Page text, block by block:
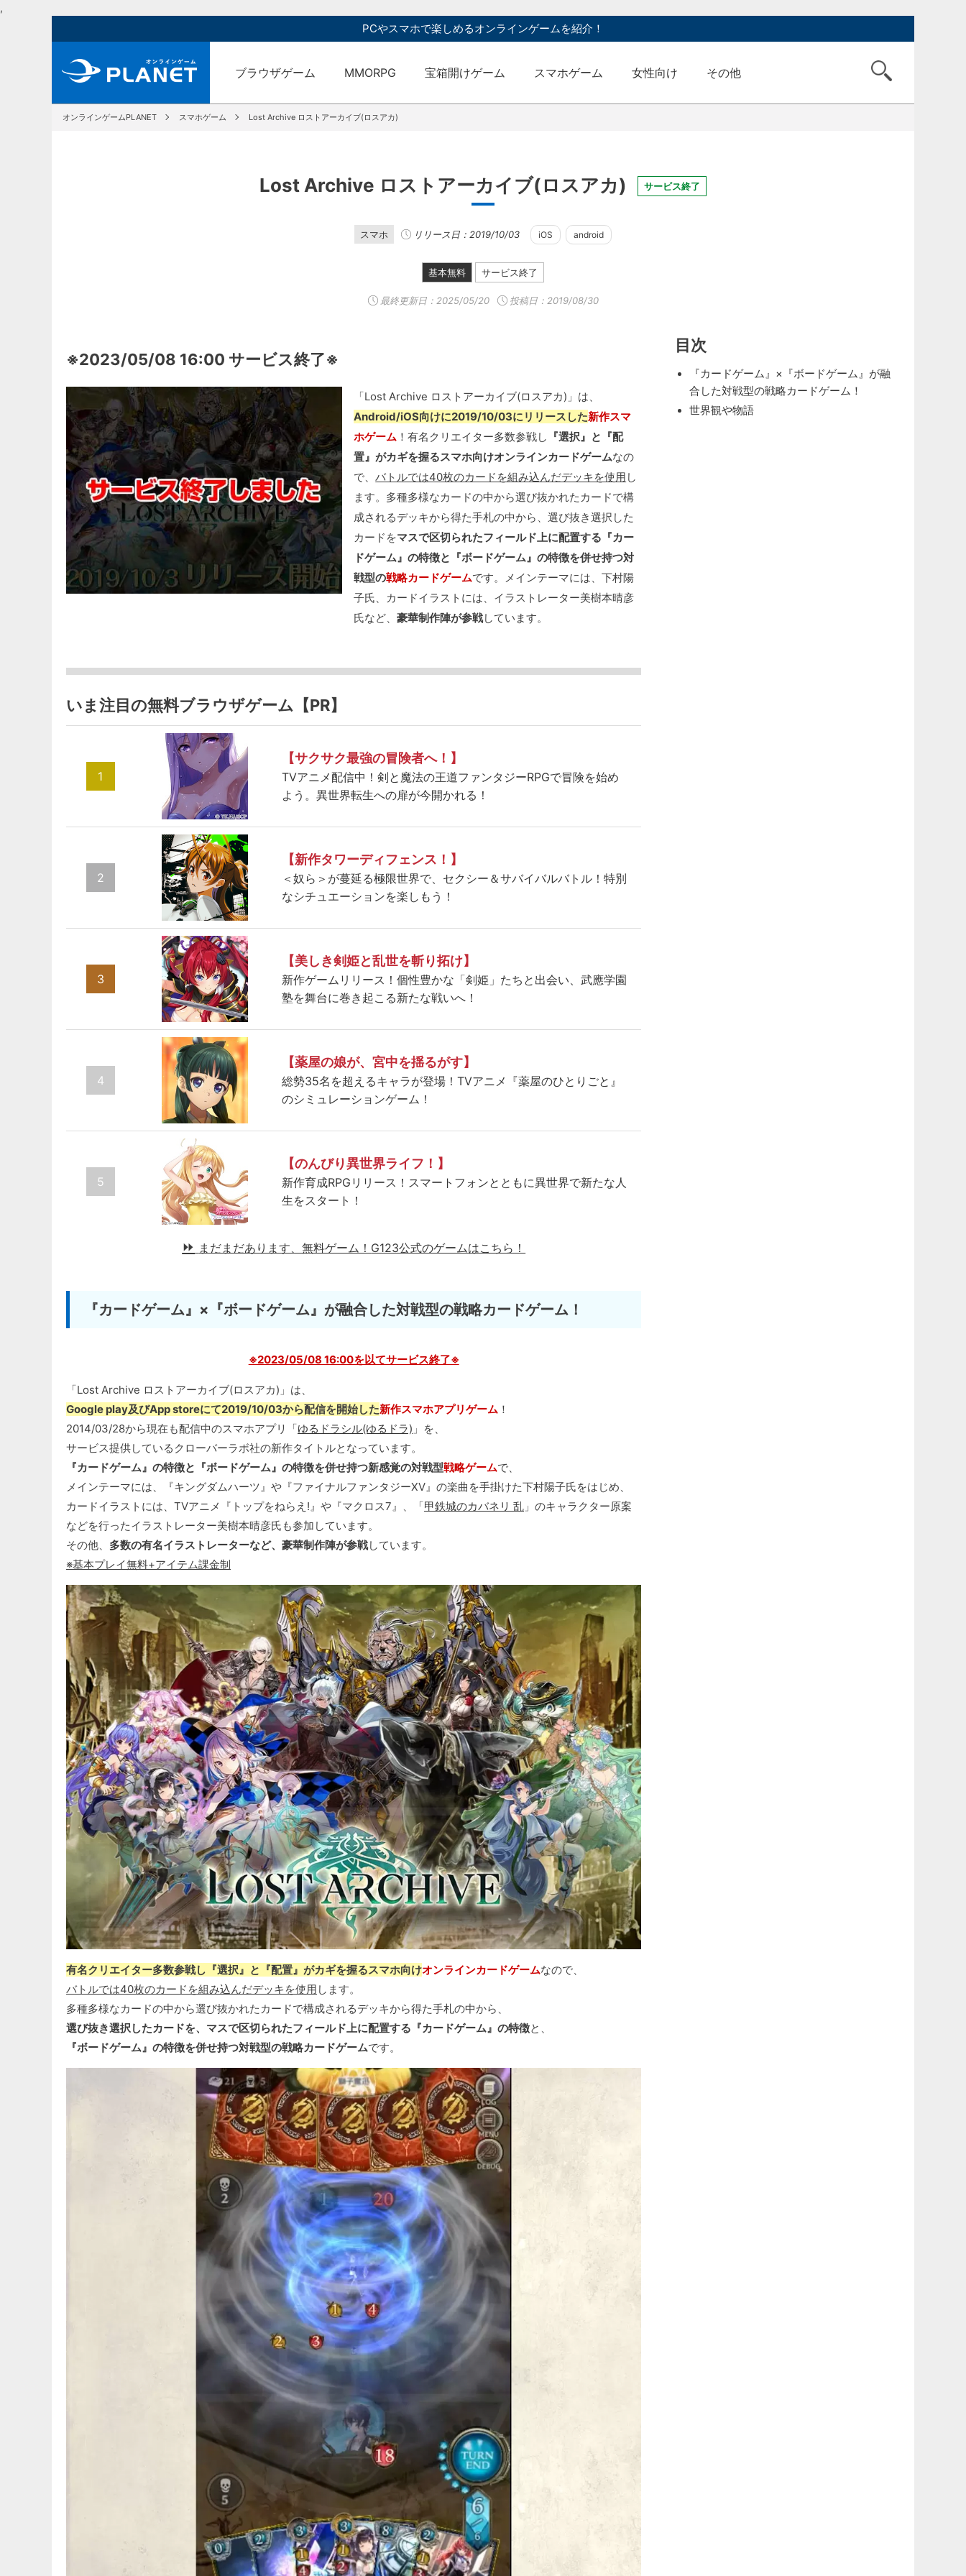
,
PCやスマホで楽しめるオンラインゲームを紹介！
ブラウザゲーム MMORPG 宝箱開けゲーム スマホゲーム 女性向け その他
オンラインゲームPLANET スマホゲーム Lost Archive ロストアーカイブ(ロスアカ)
Lost Archive ロストアーカイブ(ロスアカ) サービス終了
スマホ リリース日：2019/10/03 iOS android
基本無料 サービス終了
最終更新日： 2025/05/20 投稿日：2019/08/30
※2023/05/08 16:00 サービス終了※
「Lost Archive ロストアーカイブ(ロスアカ)」は、
Android/iOS向けに2019/10/03にリリースした新作スマ
ホゲーム ！有名クリエイター多数参戦し 『選択』と『配
置』がカギを握るスマホ向けオンラインカードゲームなの
で、バトルでは40枚のカードを組み込んだデッキを使用 し
ます。多種多様なカードの中から選び抜かれたカードで構
成されるデッキから得た手札の中から、選び抜き選択した
カードをマスで区切られたフィールド上に配置する『カー
ドゲーム』の特徴と『ボードゲーム』の特徴を併せ持つ対
戦型の戦略カードゲームです。メインテーマには、下村陽
子氏、カードイラストには、イラストレーター美樹本晴彦
氏など、豪華制作陣が参戦しています。
いま注目の無料ブラウザゲーム【PR】
1
【サクサク最強の冒険者へ！】
TVアニメ配信中！剣と魔法の王道ファンタジーRPGで冒険を始め
よう。異世界転生への扉が今開かれる！
2
【新作タワーディフェンス！】
＜奴ら＞が蔓延る極限世界で、セクシー＆サバイバルバトル！特別
なシチュエーションを楽しもう！
3
【美しき剣姫と乱世を斬り拓け】
新作ゲームリリース！個性豊かな「剣姫」たちと出会い、武應学園
塾を舞台に巻き起こる新たな戦いへ！
4
【薬屋の娘が、宮中を揺るがす】
総勢35名を超えるキャラが登場！TVアニメ『薬屋のひとりごと』
のシミュレーションゲーム！
5
【のんびり異世界ライフ！】
新作育成RPGリリース！スマートフォンとともに異世界で新たな人
生をスタート！
まだまだあります、無料ゲーム！ G123公式のゲームはこちら！
『カードゲーム』×『ボードゲーム』が融合した対戦型の戦略カードゲーム！
※2023/05/08 16:00を以てサービス終了※
「Lost Archive ロストアーカイブ(ロスアカ)」は、
Google play及びApp storeにて2019/10/03から配信を開始した新作スマホアプリゲーム ！
2014/03/28から現在も配信中のスマホアプリ「ゆるドラシル(ゆるドラ) 」を、
サービス提供しているクローバーラボ社の新作タイトルとなっています。
『カードゲーム』の特徴と『ボードゲーム』の特徴を併せ持つ新感覚の対戦型戦略ゲームで、
メインテーマには、『キングダムハーツ』や『ファイナルファンタジーXV』の楽曲を手掛けた下村陽子氏をはじめ、
カードイラストには、TVアニメ『トップをねらえ!』や『マクロス7』、「甲鉄城のカバネリ 乱 」のキャラクター原案
などを行ったイラストレーター美樹本晴彦氏も参加しています。
その他、 多数の有名イラストレーターなど、豪華制作陣が参戦しています。
※基本プレイ無料+アイテム課金制
有名クリエイター多数参戦し『選択』と『配置』がカギを握るスマホ向けオンラインカードゲームなので、
バトルでは40枚のカードを組み込んだデッキを使用 します。
多種多様なカードの中から選び抜かれたカードで構成されるデッキから得た手札の中から、
選び抜き選択したカードを、マスで区切られたフィールド上に配置する『カードゲーム』の特徴と、
『ボードゲーム』の特徴を併せ持つ対戦型の戦略カードゲームです。
目次
『カードゲーム』×『ボードゲーム』が融
合した対戦型の戦略カードゲーム！
世界観や物語